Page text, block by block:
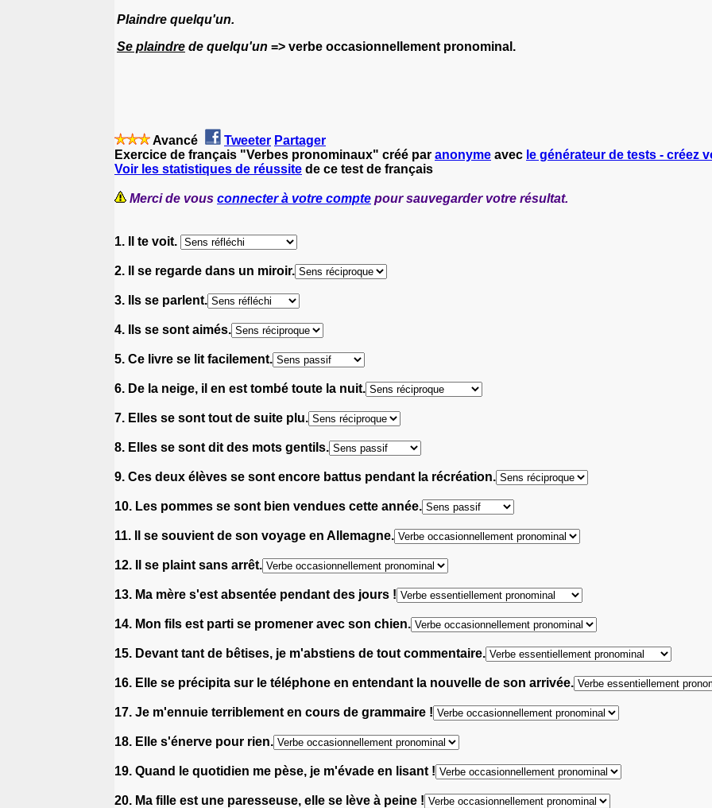
Plaindre quelqu'un.
Se plaindre de quelqu'un => verbe occasionnellement pronominal .
Avancé Tweeter Partager
Exercice de français "Verbes pronominaux" créé par anonyme avec le générateur de tests - créez
Voir les statistiques de réussite de ce test de français
Merci de vous connecter à votre compte pour sauvegarder votre résultat.
1. Il te voit.
2. Il se regarde dans un miroir.
3. Ils se parlent.
4. Ils se sont aimés.
5. Ce livre se lit facilement.
6. De la neige, il en est tombé toute la nuit.
7. Elles se sont tout de suite plu.
8. Elles se sont dit des mots gentils.
9. Ces deux élèves se sont encore battus pendant la récréation.
10. Les pommes se sont bien vendues cette année.
11. Il se souvient de son voyage en Allemagne.
12. Il se plaint sans arrêt.
13. Ma mère s'est absentée pendant des jours !
14. Mon fils est parti se promener avec son chien.
15. Devant tant de bêtises, je m'abstiens de tout commentaire.
16. Elle se précipita sur le téléphone en entendant la nouvelle de son arrivée.
17. Je m'ennuie terriblement en cours de grammaire !
18. Elle s'énerve pour rien.
19. Quand le quotidien me pèse, je m'évade en lisant !
20. Ma fille est une paresseuse, elle se lève à peine !